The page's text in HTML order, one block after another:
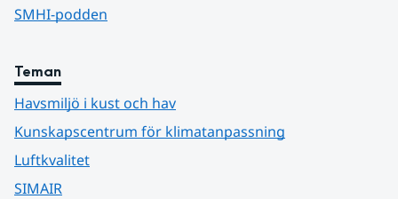
SMHI-podden
Teman
Havsmiljö i kust och hav
Kunskapscentrum för klimatanpassning
Luftkvalitet
SIMAIR